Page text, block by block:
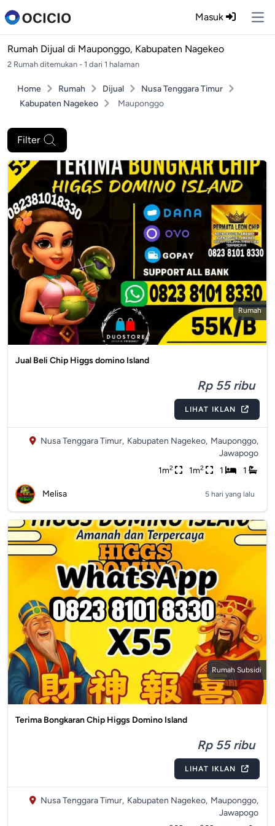
Masuk
Rumah Dijual di Mauponggo, Kabupaten Nagekeo
2 Rumah ditemukan - 1 dari 1 halaman
Home Rumah Dijual
Nusa Tenggara Timur
Kabupaten Nagekeo
Mauponggo
Filter
Rumah
Jual Beli Chip Higgs domino Island
Rp 55 ribu
LIHAT IKLAN
Nusa Tenggara Timur, Kabupaten Nagekeo, Mauponggo,
Jawapogo
1m2 1m2 1 1
Melisa 5 hari yang lalu
Rumah Subsidi
Terima Bongkaran Chip Higgs Domino Island
Rp 55 ribu
LIHAT IKLAN
Nusa Tenggara Timur, Kabupaten Nagekeo, Mauponggo,
Jawapogo